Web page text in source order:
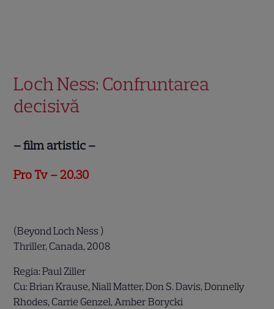
Loch Ness: Confruntarea
decisivă
– film artistic –
Pro Tv – 20.30
(Beyond Loch Ness )
Thriller, Canada, 2008
Regia: Paul Ziller
Cu: Brian Krause, Niall Matter, Don S. Davis, Donnelly
Rhodes, Carrie Genzel, Amber Borycki